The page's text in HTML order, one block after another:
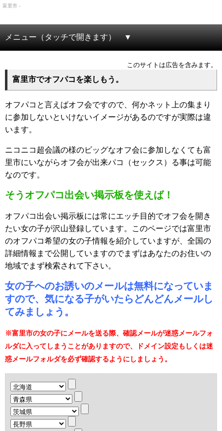
富里市 -
メニュー（タッチで開きます）
このサイトは広告を含みます。
富里市でオフパコを楽しもう。
オフパコと言えばオフ会ですので、何かネット上の集まり
に参加しないといけないイメージがあるのですが実際は違
います。
ニコニコ超会議の様のビッグなオフ会に参加しなくても富
里市にいながらオフ会が出来パコ（セックス）る事は可能
なのです。
そうオフパコ出会い掲示板を使えば！
オフパコ出会い掲示板には常にエッチ目的でオフ会を開き
たい女の子が沢山登録しています。このページでは富里市
のオフパコ希望の女の子情報を紹介していますが、全国の
詳細情報まで公開していますのでまずはあなたのお住いの
地域でまず検索されて下さい。
女の子へのお誘いのメールは無料になっていま
すので、気になる子がいたらどんどんメールし
てみましょう。
※富里市の女の子にメールを送る際、確認メールが迷惑メールフォ
ルダに入ってしまうことがありますので、ドメイン設定もしくは迷
惑メールフォルダを必ず確認するようにしましょう。